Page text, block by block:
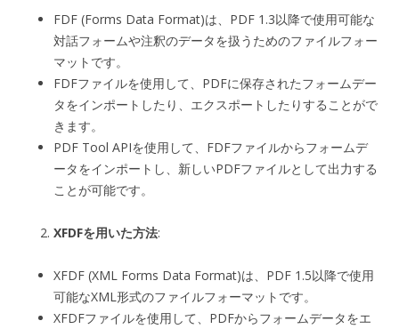
FDF (Forms Data Format)は、PDF 1.3以降で使用可能な
対話フォームや注釈のデータを扱うためのファイルフォー
マットです。
FDFファイルを使用して、PDFに保存されたフォームデー
タをインポートしたり、エクスポートしたりすることがで
きます。
PDF Tool APIを使用して、FDFファイルからフォームデ
ータをインポートし、新しいPDFファイルとして出力する
ことが可能です。
XFDFを用いた方法:
XFDF (XML Forms Data Format)は、PDF 1.5以降で使用
可能なXML形式のファイルフォーマットです。
XFDFファイルを使用して、PDFからフォームデータをエ